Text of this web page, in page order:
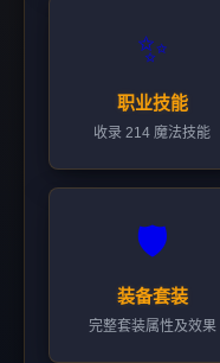
✨
职业技能
收录 214 魔法技能
🛡️
装备套装
完整套装属性及效果